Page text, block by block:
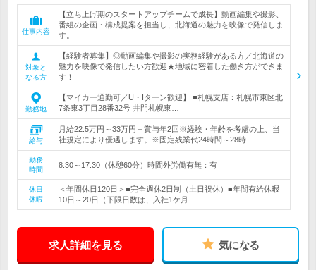
仕事内容
【立ち上げ期のスタートアップチームで成長】動画編集や撮影、
番組の企画・構成提案を担当し、北海道の魅力を映像で発信しま
す。
対象と
なる方
【経験者募集】◎動画編集や撮影の実務経験がある方／北海道の
魅力を映像で発信したい方歓迎★地域に密着した働き方ができま
す！
勤務地
【マイカー通勤可／U・Iターン歓迎】 ■札幌支店：札幌市東区北
7条東3丁目28番32号 井門札幌東…
給与
月給22.5万円～33万円＋賞与年2回※経験・年齢を考慮の上、当
社規定により優遇します。※固定残業代24時間～28時…
勤務
時間
8:30～17:30（休憩60分）時間外労働有無：有
休日
休暇
＜年間休日120日＞■完全週休2日制（土日祝休）■年間有給休暇
10日～20日（下限日数は、入社1ケ月…
求人詳細を見る 気になる